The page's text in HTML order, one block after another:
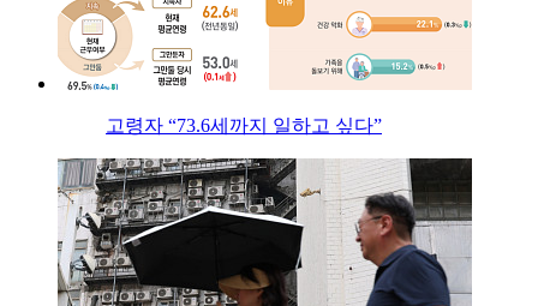
고령자 “73.6세까지 일하고 싶다”